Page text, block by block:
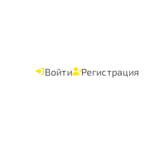
Войти Регистрация